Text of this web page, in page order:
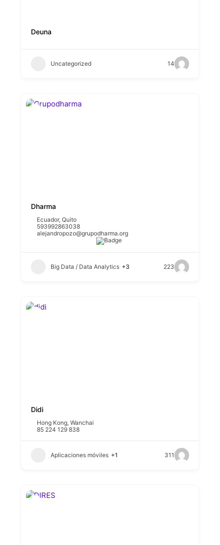
Deuna
Uncategorized 14
Dharma
Ecuador,Quito
593992863038
alejandropozo@grupodharma.org
Big Data / Data Analytics +3 223
Didi
Hong Kong,Wanchai
85 224 129 838
Aplicaciones móviles +1 311